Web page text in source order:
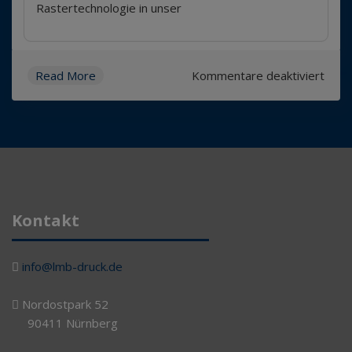
Rastertechnologie in unser
Read More Kommentare deaktiviertfür
Kontakt
info@lmb-druck.de
Nordostpark 52
90411 Nürnberg